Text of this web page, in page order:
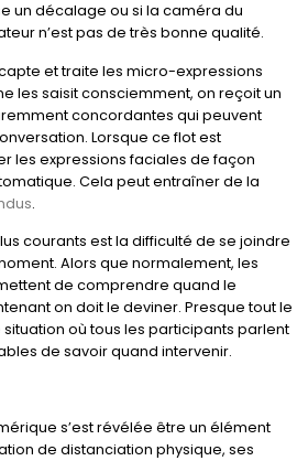
un décalage ou si la caméra du
n’est pas de très bonne qualité.
et traite les micro-expressions
les saisit consciemment, on reçoit un
concordantes qui peuvent
Lorsque ce flot est
les expressions faciales de façon
Cela peut entraîner de la
.
courants est la difficulté de se joindre
Alors que normalement, les
de comprendre quand le
on doit le deviner. Presque tout le
où tous les participants parlent
de savoir quand intervenir.
s’est révélée être un élément
de distanciation physique, ses